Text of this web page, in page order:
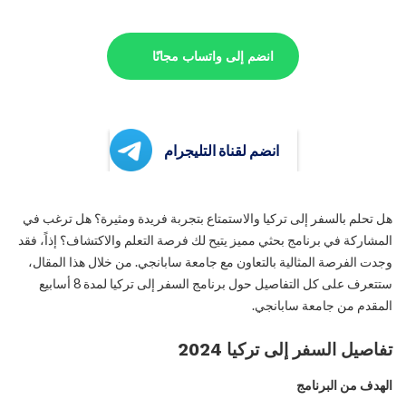
انضم إلى واتساب مجانًا
انضم لقناة التليجرام
هل تحلم بالسفر إلى تركيا والاستمتاع بتجربة فريدة ومثيرة؟ هل ترغب في
المشاركة في برنامج بحثي مميز يتيح لك فرصة التعلم والاكتشاف؟ إذاً، فقد
وجدت الفرصة المثالية بالتعاون مع جامعة سابانجي. من خلال هذا المقال،
ستتعرف على كل التفاصيل حول برنامج السفر إلى تركيا لمدة 8 أسابيع
المقدم من جامعة سابانجي.
تفاصيل السفر إلى تركيا 2024
الهدف من البرنامج